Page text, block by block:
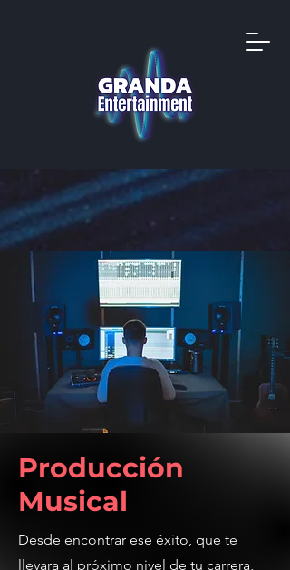
Producción
Musical
Desde encontrar ese éxito, que te
llevara al próximo nivel de tu carrera,